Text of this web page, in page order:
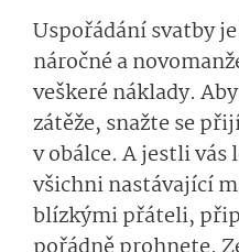
Uspořádání svatby
náročné a
veškeré náklady.
zátěže, snažte se
v obálce. A jestli vás
všichni nastávající
blízkými přáteli,